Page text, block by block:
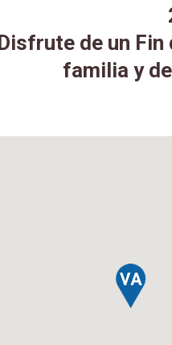
de un Fin
familia y